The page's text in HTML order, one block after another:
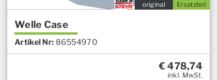
Ersatzteil
original
Welle Case
Artikel Nr: 86554970
€478,74
inkl. MwSt.